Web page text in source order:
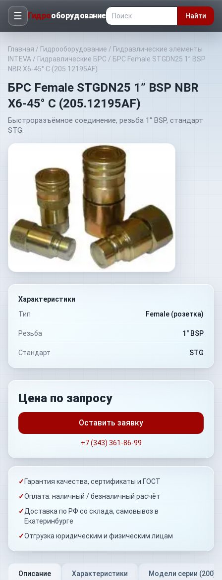
☰ Гидрооборудование Найти
Главная / Гидрооборудование / Гидравлические элементы
INTEVA / Гидравлические БРС / БРС Female STGDN25 1” BSP
NBR X6-45° С (205.12195AF)
БРС Female STGDN25 1” BSP NBR
X6-45° С (205.12195AF)
Быстроразъёмное соединение, резьба 1" BSP, стандарт
STG.
Характеристики
Тип
Female (розетка)
Резьба 1" BSP
Стандарт STG
Цена по запросу
Оставить заявку
+7 (343) 361-86-99
✓ Гарантия качества, сертификаты и ГОСТ
✓Оплата: наличный / безналичный расчёт
✓Доставка по РФ со склада, самовывоз в
Екатеринбурге
✓Отгрузка юридическим и физическим лицам
Описание Характеристики Модели серии (200)